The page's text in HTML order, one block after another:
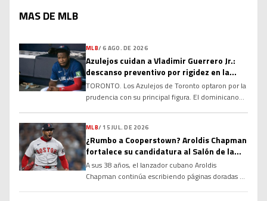
MAS DE MLB
MLB/6 AGO. DE 2026
Azulejos cuidan a Vladimir Guerrero Jr.:
descanso preventivo por rigidez en la
corva
TORONTO. Los Azulejos de Toronto optaron por la
prudencia con su principal figura. El dominicano
una rigidez en el tendón de la corva, una decisión
tomada con el objetivo de evitar que la molestia
se agrave y garantizar su […]
MLB/ 15 JUL. DE 2026
¿Rumbo a Cooperstown? Aroldis Chapman
fortalece su candidatura al Salón de la
Fama
A sus 38 años, el lanzador cubano Aroldis
Chapman continúa escribiendo páginas doradas en